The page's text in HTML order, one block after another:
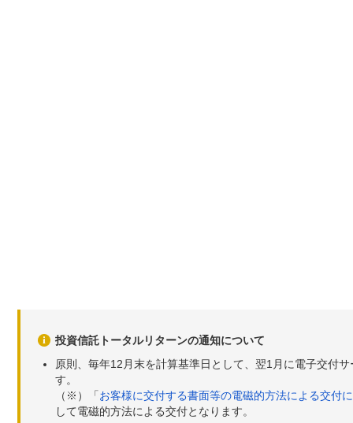
投資信託トータルリターンの通知について
原則、毎年12月末を計算基準日として、翌1月に電子交付
す。
（※）「お客様に交付する書面等の電磁的方法による交付
して電磁的方法による交付となります。